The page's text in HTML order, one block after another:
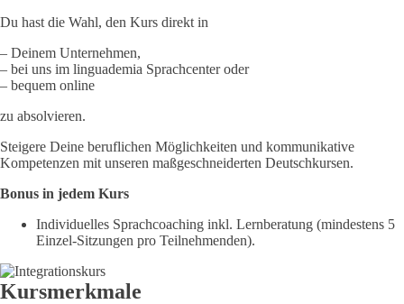
Du hast die Wahl, den Kurs direkt in
– Deinem Unternehmen,
– bei uns im linguademia Sprachcenter oder
– bequem online
zu absolvieren.
Steigere Deine beruflichen Möglichkeiten und kommunikative
Kompetenzen mit unseren maßgeschneiderten Deutschkursen.
Bonus in jedem Kurs
Individuelles Sprachcoaching inkl. Lernberatung (mindestens 5
Einzel-Sitzungen pro Teilnehmenden).
Kursmerkmale